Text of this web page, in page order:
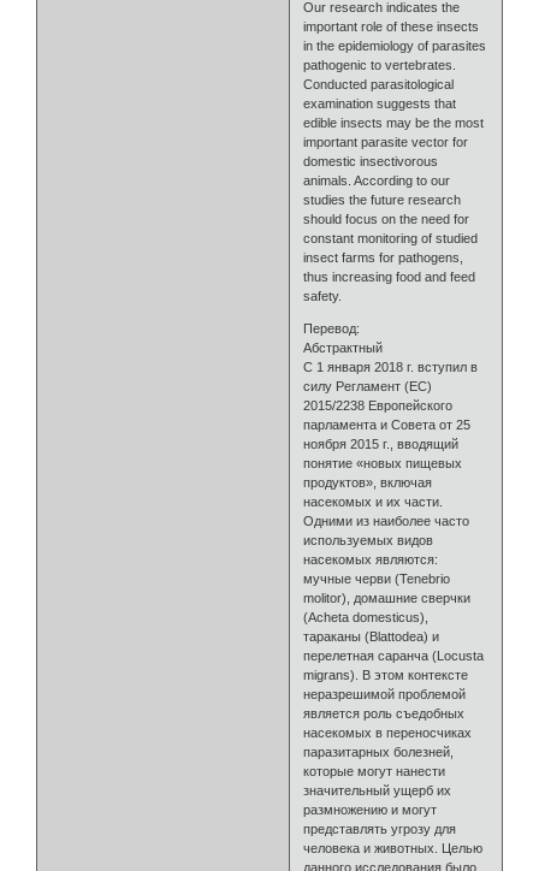
Our research indicates the
important role of these insects
in the epidemiology of parasites
pathogenic to vertebrates.
Conducted parasitological
examination suggests that
edible insects may be the most
important parasite vector for
domestic insectivorous
animals. According to our
studies the future research
should focus on the need for
constant monitoring of studied
insect farms for pathogens,
thus increasing food and feed
safety.
Перевод:
Абстрактный
С 1 января 2018 г. вступил в
силу Регламент (ЕС)
2015/2238 Европейского
парламента и Совета от 25
ноября 2015 г., вводящий
понятие «новых пищевых
продуктов», включая
насекомых и их части.
Одними из наиболее часто
используемых видов
насекомых являются:
мучные черви (Tenebrio
molitor), домашние сверчки
(Acheta domesticus),
тараканы (Blattodea) и
перелетная саранча (Locusta
migrans). В этом контексте
неразрешимой проблемой
является роль съедобных
насекомых в переносчиках
паразитарных болезней,
которые могут нанести
значительный ущерб их
размножению и могут
представлять угрозу для
человека и животных. Целью
данного исследования было